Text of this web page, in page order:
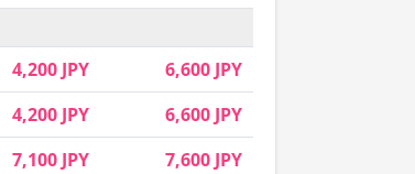
4,200 JPY
6,600 JPY
4,200 JPY
6,600 JPY
7,100 JPY
7,600 JPY